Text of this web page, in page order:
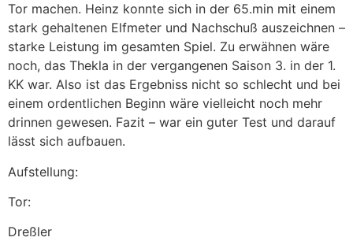
Tor machen. Heinz konnte sich in der 65.min mit einem
stark gehaltenen Elfmeter und Nachschuß auszeichnen –
starke Leistung im gesamten Spiel. Zu erwähnen wäre
noch, das Thekla in der vergangenen Saison 3. in der 1.
KK war. Also ist das Ergebniss nicht so schlecht und bei
einem ordentlichen Beginn wäre vielleicht noch mehr
drinnen gewesen. Fazit – war ein guter Test und darauf
lässt sich aufbauen.
Aufstellung:
Tor:
Dreßler